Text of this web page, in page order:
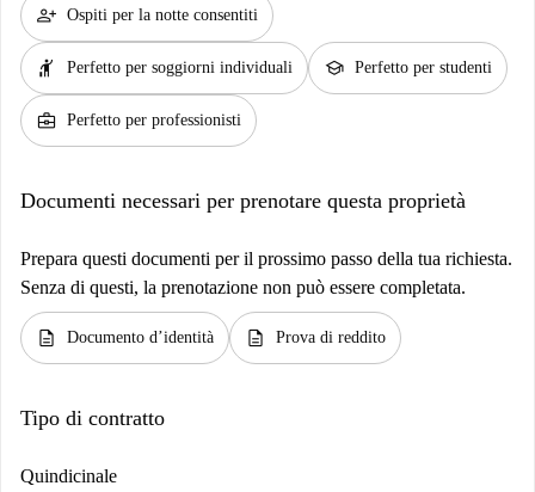
person_add Ospiti per la notte consentiti
hail Perfetto per soggiorni individuali school Perfetto per studenti
business_center Perfetto per professionisti
Documenti necessari per prenotare questa proprietà
Prepara questi documenti per il prossimo passo della tua richiesta.
Senza di questi, la prenotazione non può essere completata.
description Documento d’identità description Prova di reddito
Tipo di contratto
Quindicinale